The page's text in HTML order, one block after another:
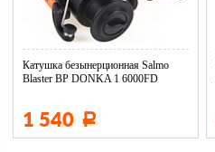
Катушка безынерционная Salmo
Blaster BP DONKA 1 6000FD
1 540 Р